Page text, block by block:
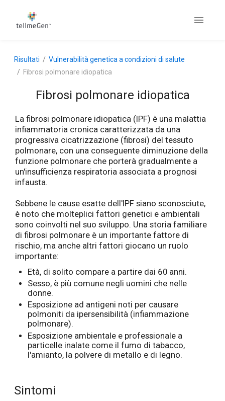
Risultati
Vulnerabilità genetica a condizioni di salute
Fibrosi polmonare idiopatica
Fibrosi polmonare idiopatica
La fibrosi polmonare idiopatica (IPF) è una malattia
infiammatoria cronica caratterizzata da una
progressiva cicatrizzazione (fibrosi) del tessuto
polmonare, con una conseguente diminuzione della
funzione polmonare che porterà gradualmente a
un'insufficienza respiratoria associata a prognosi
infausta.
Sebbene le cause esatte dell'IPF siano sconosciute,
è noto che molteplici fattori genetici e ambientali
sono coinvolti nel suo sviluppo. Una storia familiare
di fibrosi polmonare è un importante fattore di
rischio, ma anche altri fattori giocano un ruolo
importante:
Età, di solito compare a partire dai 60 anni.
Sesso, è più comune negli uomini che nelle
donne.
Esposizione ad antigeni noti per causare
polmoniti da ipersensibilità (infiammazione
polmonare).
Esposizione ambientale e professionale a
particelle inalate come il fumo di tabacco,
l'amianto, la polvere di metallo e di legno.
Sintomi